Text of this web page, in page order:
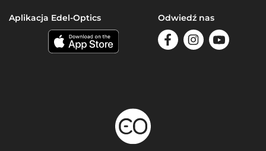
Aplikacja Edel-Optics Odwiedź nas